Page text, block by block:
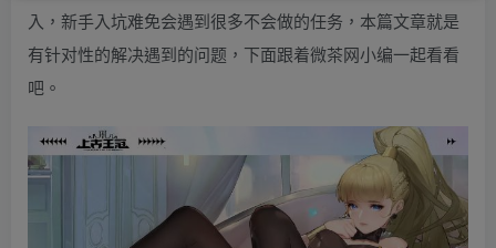
入，新手入坑难免会遇到很多不会做的任务，本篇文章就是
有针对性的解决遇到的问题，下面跟着微茶网小编一起看看
吧。